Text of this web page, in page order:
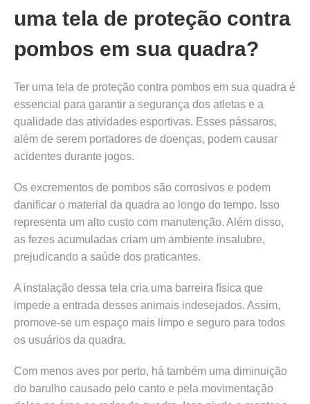
uma tela de proteção contra
pombos em sua quadra?
Ter uma tela de proteção contra pombos em sua quadra é
essencial para garantir a segurança dos atletas e a
qualidade das atividades esportivas. Esses pássaros,
além de serem portadores de doenças, podem causar
acidentes durante jogos.
Os excrementos de pombos são corrosivos e podem
danificar o material da quadra ao longo do tempo. Isso
representa um alto custo com manutenção. Além disso,
as fezes acumuladas criam um ambiente insalubre,
prejudicando a saúde dos praticantes.
A instalação dessa tela cria uma barreira física que
impede a entrada desses animais indesejados. Assim,
promove-se um espaço mais limpo e seguro para todos
os usuários da quadra.
Com menos aves por perto, há também uma diminuição
do barulho causado pelo canto e pela movimentação